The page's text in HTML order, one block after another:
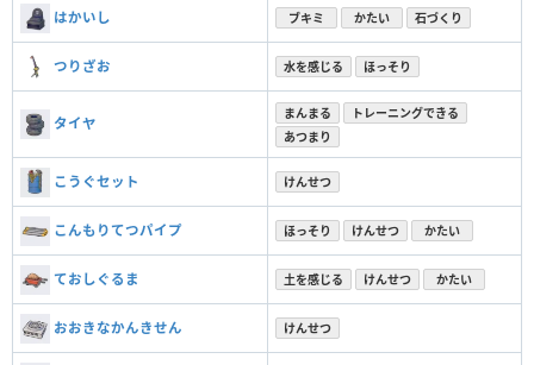
はかいし ブキミ かたい 石づくり
つりざお 水を感じる ほっそり
タイヤ
まんまる
トレーニングできる
あつまり
こうぐセット けんせつ
こんもりてつパイプ ほっそり けんせつ かたい
ておしぐるま 土を感じる けんせつ かたい
おおきなかんきせん けんせつ